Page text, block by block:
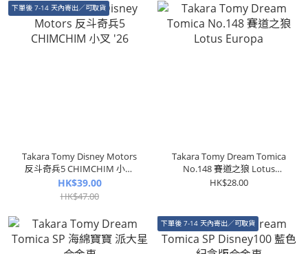
下單後 7-14 天內寄出／可取貨
Takara Tomy Disney Motors
反斗奇兵5 CHIMCHIM 小叉
'26
HK$39.00
HK$47.00
Takara Tomy Dream Tomica
No.148 賽道之狼 Lotus
Europa
HK$28.00
下單後 7-14 天內寄出／可取貨